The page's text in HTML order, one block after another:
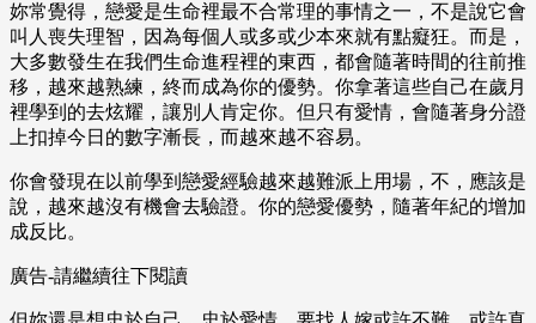
妳常覺得，戀愛是生命裡最不合常理的事情之一，不是說它會
叫人喪失理智，因為每個人或多或少本來就有點癡狂。而是，
大多數發生在我們生命進程裡的東西，都會隨著時間的往前推
移，越來越熟練，終而成為你的優勢。你拿著這些自己在歲月
裡學到的去炫耀，讓別人肯定你。但只有愛情，會隨著身分證
上扣掉今日的數字漸長，而越來越不容易。
你會發現在以前學到戀愛經驗越來越難派上用場，不，應該是
說，越來越沒有機會去驗證。你的戀愛優勢，隨著年紀的增加
成反比。
廣告-請繼續往下閱讀